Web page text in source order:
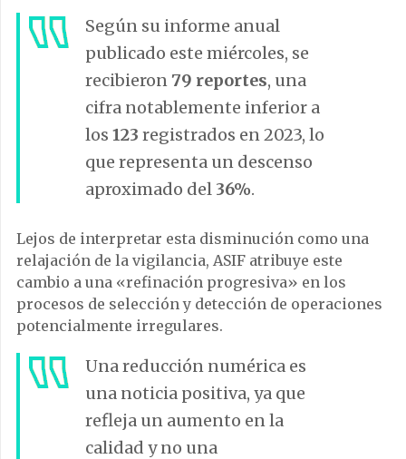
Según su informe anual
publicado este miércoles, se
recibieron 79 reportes, una
cifra notablemente inferior a
los 123 registrados en 2023, lo
que representa un descenso
aproximado del 36%.
Lejos de interpretar esta disminución como una
relajación de la vigilancia, ASIF atribuye este
cambio a una «refinación progresiva» en los
procesos de selección y detección de operaciones
potencialmente irregulares.
Una reducción numérica es
una noticia positiva, ya que
refleja un aumento en la
calidad y no una